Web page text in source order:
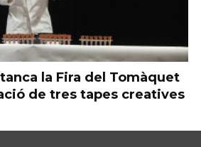
la Fira del Tomàquet
de tres tapes creatives